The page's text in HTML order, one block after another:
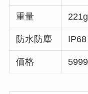
重量 221g
防水防塵 IP68
価格